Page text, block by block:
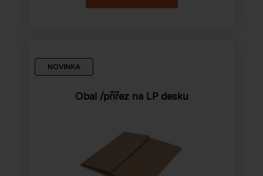
NOVINKA
Obal /přířez na LP desku